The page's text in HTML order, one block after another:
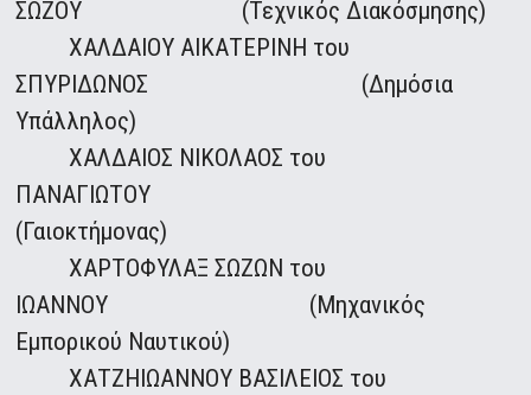
ΣΩΖΟΥ (Τεχνικός Διακόσμησης)
ΧΑΛΔΑΙΟΥ ΑΙΚΑΤΕΡΙΝΗ του
ΣΠΥΡΙΔΩΝΟΣ (Δημόσια
Υπάλληλος)
ΧΑΛΔΑΙΟΣ ΝΙΚΟΛΑΟΣ του
ΠΑΝΑΓΙΩΤΟΥ
(Γαιοκτήμονας)
ΧΑΡΤΟΦΥΛΑΞ ΣΩΖΩΝ του
ΙΩΑΝΝΟΥ (Μηχανικός
Εμπορικού Ναυτικού)
ΧΑΤΖΗΙΩΑΝΝΟΥ ΒΑΣΙΛΕΙΟΣ του